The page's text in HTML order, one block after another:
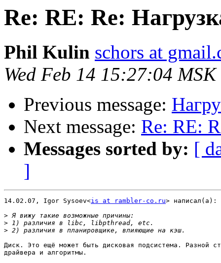
Re: RE: Re:
Phil Kulin schors at
Wed Feb 14 15:27:04
Previous message:
Next message: Re: RE:
Messages sorted by: [
]
14.02.07, Igor Sysoev<is at rambler-co.ru> написал(а):
>
>
>
Диск. Это ещё может быть дисковая подсистема. Разной
драйвера и алгоритмы.